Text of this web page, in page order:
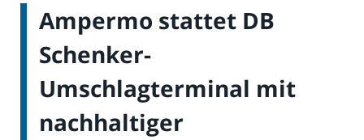
Ampermo stattet DB
Schenker-
Umschlagterminal mit
nachhaltiger